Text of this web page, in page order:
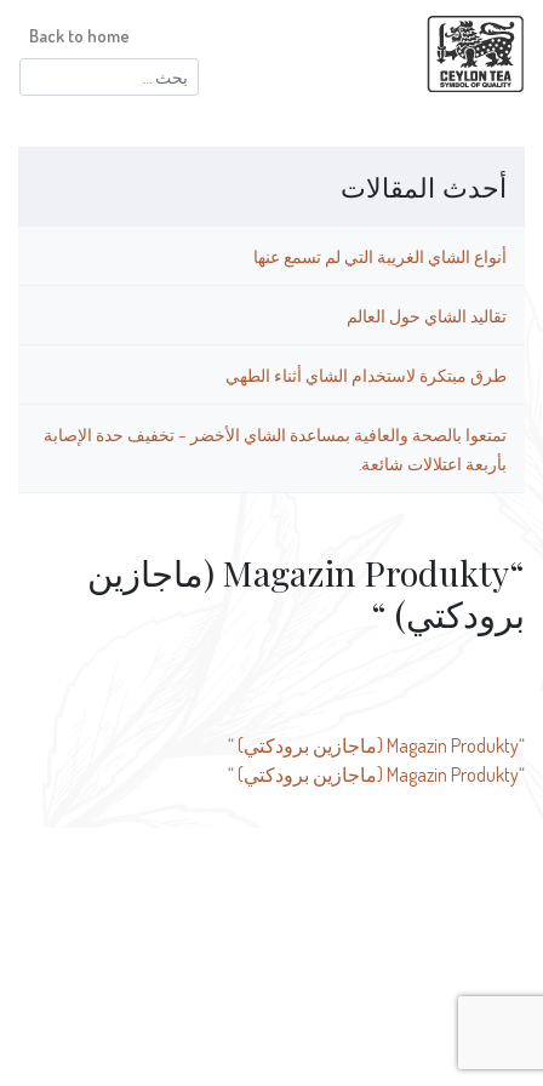
البحث
عن:
Back to home
أحدث المقالات
أنواع الشاي الغريبة التي لم تسمع عنها
تقاليد الشاي حول العالم
طرق مبتكرة لاستخدام الشاي أثناء الطهي
تمتعوا بالصحة والعافية بمساعدة الشاي الأخضر – تخفيف حدة الإصابة
بأربعة اعتلالات شائعة.
“Magazin Produkty (ماجازين
برودكتي) “
تصفّح
المقالات
“Magazin Produkty (ماجازين برودكتي) “
“Magazin Produkty (ماجازين برودكتي) “